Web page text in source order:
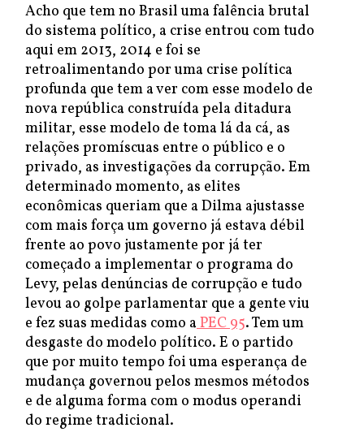
Acho que tem no Brasil uma falência brutal
do sistema político, a crise entrou com tudo
aqui em 2013, 2014 e foi se
retroalimentando por uma crise política
profunda que tem a ver com esse modelo de
nova república construída pela ditadura
militar, esse modelo de toma lá da cá, as
relações promíscuas entre o público e o
privado, as investigações da corrupção. Em
determinado momento, as elites
econômicas queriam que a Dilma ajustasse
com mais força um governo já estava débil
frente ao povo justamente por já ter
começado a implementar o programa do
Levy, pelas denúncias de corrupção e tudo
levou ao golpe parlamentar que a gente viu
e fez suas medidas como aPEC 95. Tem um
desgaste do modelo político. E o partido
que por muito tempo foi uma esperança de
mudança governou pelos mesmos métodos
e de alguma forma com o modus operandi
do regime tradicional.